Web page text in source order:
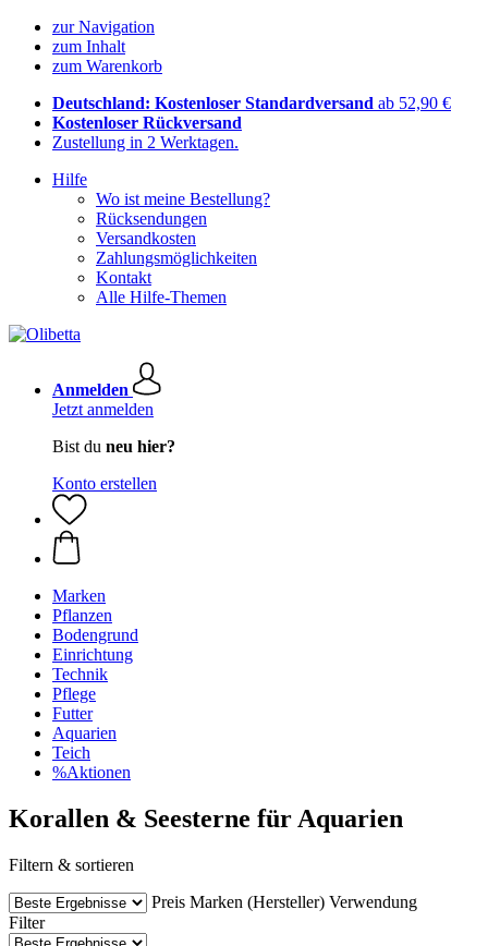
zur Navigation
zum Inhalt
zum Warenkorb
Deutschland: Kostenloser Standardversand ab 52,90 €
Kostenloser Rückversand
Zustellung in 2 Werktagen.
Hilfe
Wo ist meine Bestellung?
Rücksendungen
Versandkosten
Zahlungsmöglichkeiten
Kontakt
Alle Hilfe-Themen
Anmelden
Jetzt anmelden
Bist du neu hier?
Konto erstellen
Marken
Pflanzen
Bodengrund
Einrichtung
Technik
Pflege
Futter
Aquarien
Teich
%Aktionen
Korallen & Seesterne für Aquarien
Filtern & sortieren
Preis Marken (Hersteller) Verwendung
Filter